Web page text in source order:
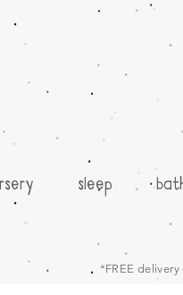
sleep
*FREE